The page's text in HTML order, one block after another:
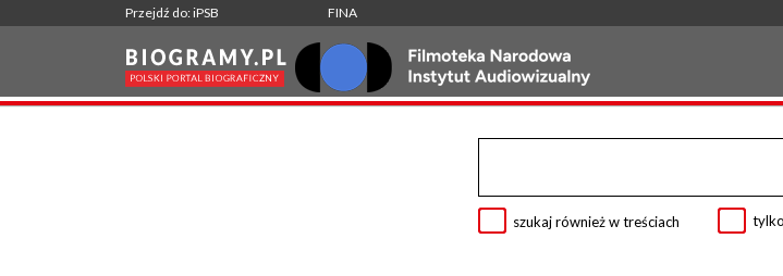
Przejdź do: iPSB FINA
szukaj również w treściach